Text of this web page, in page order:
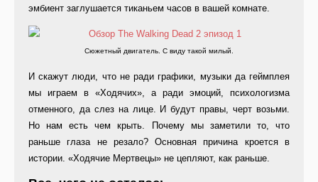
эмбиент заглушается тиканьем часов в вашей комнате.
Сюжетный двигатель. С виду такой милый.
И скажут люди, что не ради графики, музыки да геймплея
мы играем в «Ходячих», а ради эмоций, психологизма
отменного, да слез на лице. И будут правы, черт возьми.
Но нам есть чем крыть. Почему мы заметили то, что
раньше глаза не резало? Основная причина кроется в
истории. «Ходячие Мертвецы» не цепляют, как раньше.